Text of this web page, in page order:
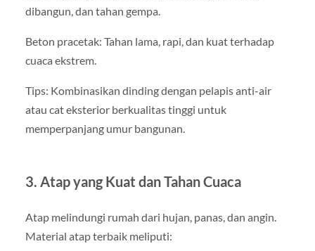
dibangun, dan tahan gempa.
Beton pracetak: Tahan lama, rapi, dan kuat terhadap
cuaca ekstrem.
Tips: Kombinasikan dinding dengan pelapis anti-air
atau cat eksterior berkualitas tinggi untuk
memperpanjang umur bangunan.
3. Atap yang Kuat dan Tahan Cuaca
Atap melindungi rumah dari hujan, panas, dan angin.
Material atap terbaik meliputi: